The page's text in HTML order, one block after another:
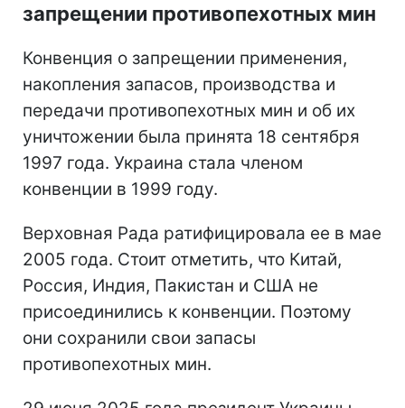
запрещении противопехотных мин
Конвенция о запрещении применения,
накопления запасов, производства и
передачи противопехотных мин и об их
уничтожении была принята 18 сентября
1997 года. Украина стала членом
конвенции в 1999 году.
Верховная Рада ратифицировала ее в мае
2005 года. Стоит отметить, что Китай,
Россия, Индия, Пакистан и США не
присоединились к конвенции. Поэтому
они сохранили свои запасы
противопехотных мин.